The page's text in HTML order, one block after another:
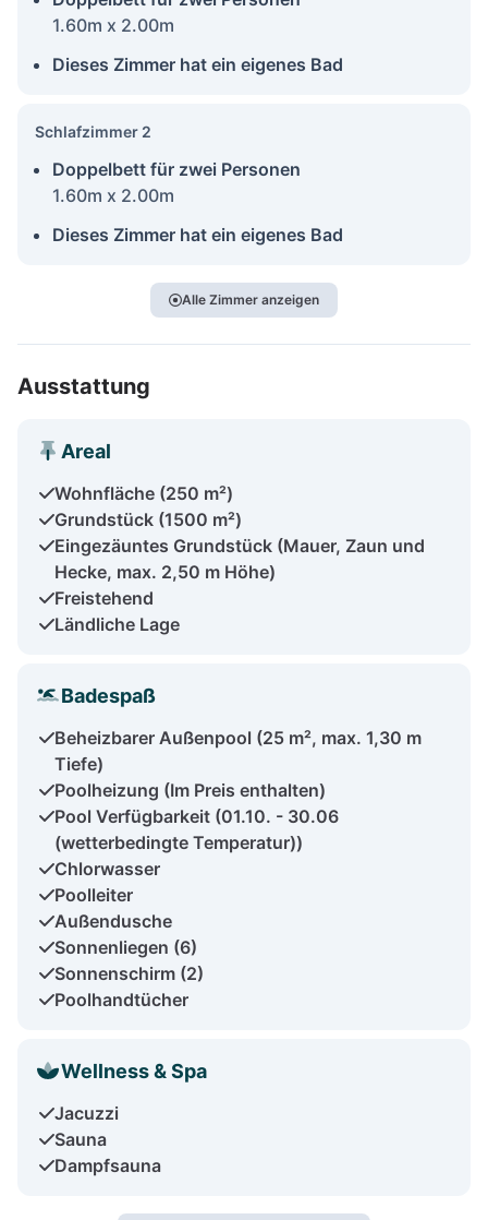
1.60m x 2.00m
Dieses Zimmer hat ein eigenes Bad
Schlafzimmer 2
Doppelbett für zwei Personen
1.60m x 2.00m
Dieses Zimmer hat ein eigenes Bad
Alle Zimmer anzeigen
Ausstattung
Areal
Wohnfläche (250 m²)
Grundstück (1500 m²)
Eingezäuntes Grundstück (Mauer, Zaun und
Hecke, max. 2,50 m Höhe)
Freistehend
Ländliche Lage
Badespaß
Beheizbarer Außenpool (25 m², max. 1,30 m
Tiefe)
Poolheizung (Im Preis enthalten)
Pool Verfügbarkeit (01.10. - 30.06
(wetterbedingte Temperatur))
Chlorwasser
Poolleiter
Außendusche
Sonnenliegen (6)
Sonnenschirm (2)
Poolhandtücher
Wellness & Spa
Jacuzzi
Sauna
Dampfsauna